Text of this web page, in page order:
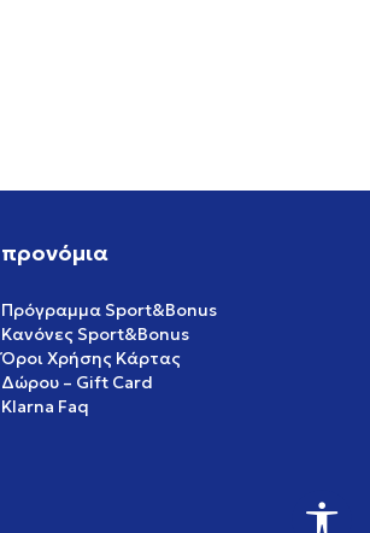
προνόμια
Πρόγραμμα Sport&Bonus
Κανόνες Sport&Bonus
Όροι Χρήσης Κάρτας
Δώρου – Gift Card
Klarna Faq